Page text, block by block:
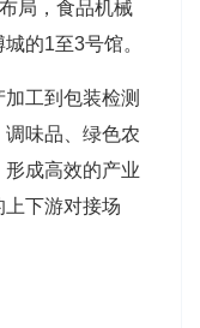
局，食品机械
的1至3号馆。
工到包装检测
味品、绿色农
成高效的产业
下游对接场